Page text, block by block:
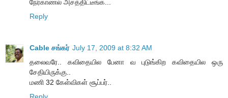
நேர்காணல் அசத்திட்டீங்க...
Reply
Cable சங்கர் July 17, 2009 at 8:32 AM
தலைவரே.. கவிதையில பேனா வ புடுங்கிற கவிதையில ஒரு
சேதியிருக்கு..
மணி 32 கேள்விகள் சூப்பர்..